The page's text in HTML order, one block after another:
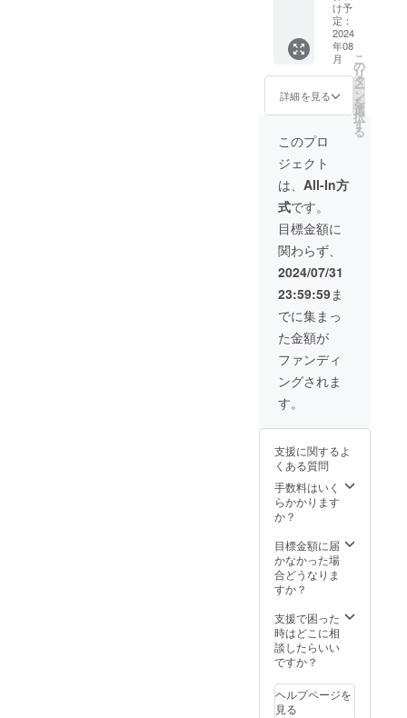
美容
液」
30mL
約1.5か
月分
（通常
価格：
「ウル
オイン
セラム
クリー
ム」
30g 約
1.5か月
分 （通
常価
格：
5,800
円） ・
「Cera
midre
たまね
ぎド
レッシ
ング」
み、送
料込み
容〉 ・
「ウル
オイン
セラム
化粧
水」
150mL
約1.5か
月分 ・
「ウル
オイン
セラム
美容
液」
30mL
約1.5か
月分 ・
「ウル
オイン
セラム
クリー
ム」
30g 約
1.5か月
分 ・
「Cera
midre
レッシ
150mL
※税込
み、送
料込み
け予
定：
2024
年08
月
詳細を見る
こ
の
リ
タ
ー
ン
を
選
択
す
る
このプロ
ジェクト
は、 All-In方
式です。
目標金額に
関わらず、
2024/07/31
23:59:59ま
でに集まっ
た金額が
ファンディ
ングされま
す。
支援に関するよ
くある質問
手数料はいく
らかかります
か？
目標金額に届
かなかった場
合どうなりま
すか？
支援で困った
時はどこに相
談したらいい
ですか？
ヘルプページを
見る